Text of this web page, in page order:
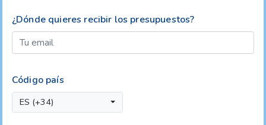
¿Dónde quieres recibir los presupuestos?
Código país
ES (+34)